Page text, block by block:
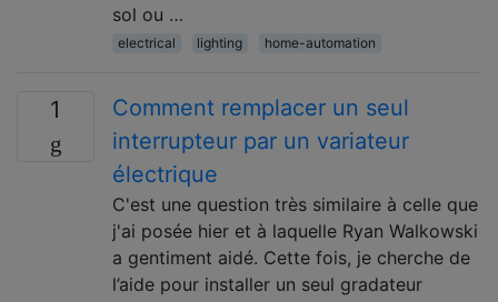
sol ou …
electrical lighting home-automation
1
Comment remplacer un seul
interrupteur par un variateur
électrique
C'est une question très similaire à celle que
j'ai posée hier et à laquelle Ryan Walkowski
a gentiment aidé. Cette fois, je cherche de
l’aide pour installer un seul gradateur